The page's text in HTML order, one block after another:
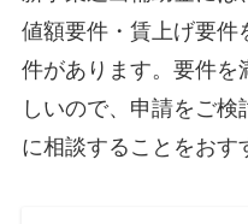
値額要件・賃上げ要
件があります。要件
しいので、申請をご
に相談することをおす